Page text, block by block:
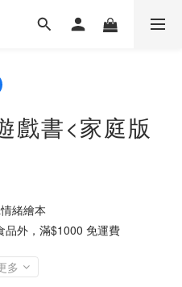
戲書<家庭版
緒繪本
品外，滿$1000 免運費
多